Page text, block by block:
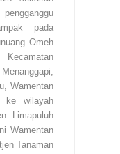
pada
Omeh
Wamentan
ke wilayah
Limapuluh
Wamentan
Tanaman